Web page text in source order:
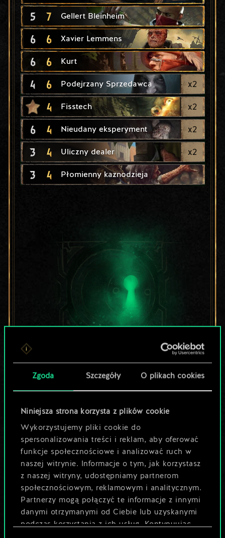
Zgoda Szczegóły O plikach cookies
Niniejsza strona korzysta z plików cookie
Wykorzystujemy pliki cookie do
spersonalizowania treści i reklam, aby oferować
funkcje społecznościowe i analizować ruch w
naszej witrynie. Informacje o tym, jak korzystasz
z naszej witryny, udostępniamy partnerom
społecznościowym, reklamowym i analitycznym.
Partnerzy mogą połączyć te informacje z innymi
danymi otrzymanymi od Ciebie lub uzyskanymi
podczas korzystania z ich usług. Kontynuując
5 7 Gellert Bleinheim
6 6 Xavier Lemmens
6 6 Kurt
4 6 Podejrzany Sprzedawca x2
4 Fisstech x2
6 4 Nieudany eksperyment x2
3 4 Uliczny dealer x2
3 4 Płomienny kaznodzieja
Lubisz grać tą talią?
Pomóż społeczności
odkryć jej
potencjał!
Nazwij talię i opisz swoją strategię
Edytuj talię